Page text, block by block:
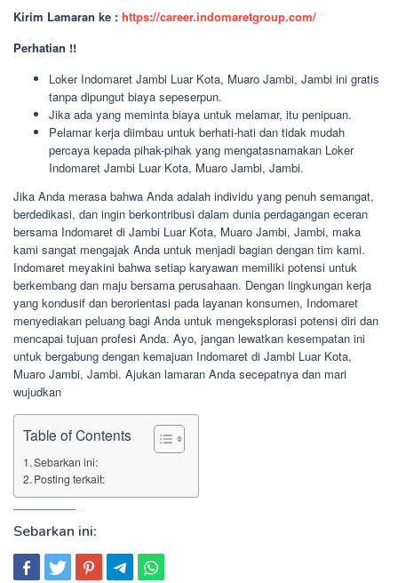
Kirim Lamaran ke : https://career.indomaretgroup.com/
Perhatian !!
Loker Indomaret Jambi Luar Kota, Muaro Jambi, Jambi ini gratis
tanpa dipungut biaya sepeserpun.
Jika ada yang meminta biaya untuk melamar, itu penipuan.
Pelamar kerja diimbau untuk berhati-hati dan tidak mudah
percaya kepada pihak-pihak yang mengatasnamakan Loker
Indomaret Jambi Luar Kota, Muaro Jambi, Jambi.
Jika Anda merasa bahwa Anda adalah individu yang penuh semangat,
berdedikasi, dan ingin berkontribusi dalam dunia perdagangan eceran
bersama Indomaret di Jambi Luar Kota, Muaro Jambi, Jambi, maka
kami sangat mengajak Anda untuk menjadi bagian dengan tim kami.
Indomaret meyakini bahwa setiap karyawan memiliki potensi untuk
berkembang dan maju bersama perusahaan. Dengan lingkungan kerja
yang kondusif dan berorientasi pada layanan konsumen, Indomaret
menyediakan peluang bagi Anda untuk mengeksplorasi potensi diri dan
mencapai tujuan profesi Anda. Ayo, jangan lewatkan kesempatan ini
untuk bergabung dengan kemajuan Indomaret di Jambi Luar Kota,
Muaro Jambi, Jambi. Ajukan lamaran Anda secepatnya dan mari
wujudkan
Table of Contents
Sebarkan ini:
Posting terkait:
Sebarkan ini: